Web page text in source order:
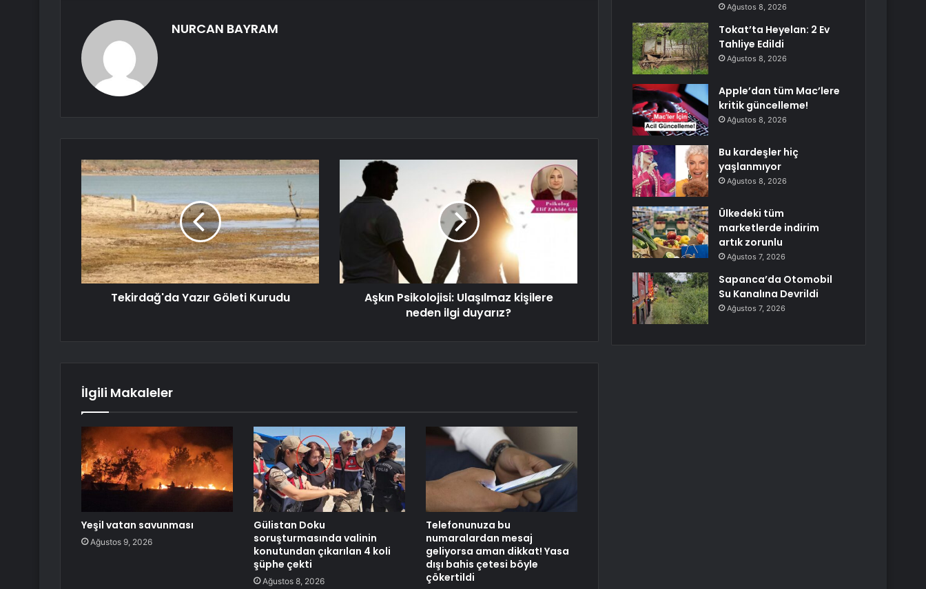
NURCAN BAYRAM
Tekirdağ'da Yazır Göleti Kurudu
Aşkın Psikolojisi: Ulaşılmaz kişilere
neden ilgi duyarız?
İlgili Makaleler
Yeşil vatan savunması
Ağustos 9, 2026
Gülistan Doku
soruşturmasında valinin
konutundan çıkarılan 4 koli
şüphe çekti
Ağustos 8, 2026
Telefonunuza bu
numaralardan mesaj
geliyorsa aman dikkat! Yasa
dışı bahis çetesi böyle
çökertildi
Ağustos 8, 2026
Tokat’ta Heyelan: 2 Ev
Tahliye Edildi
Ağustos 8, 2026
Apple’dan tüm Mac’lere
kritik güncelleme!
Ağustos 8, 2026
Bu kardeşler hiç
yaşlanmıyor
Ağustos 8, 2026
Ülkedeki tüm
marketlerde indirim
artık zorunlu
Ağustos 7, 2026
Sapanca’da Otomobil
Su Kanalına Devrildi
Ağustos 7, 2026